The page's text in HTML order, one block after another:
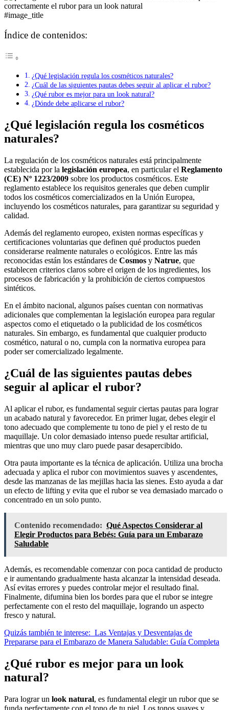
#image_title
Índice de contenidos:
¿Qué legislación regula los cosméticos naturales?
¿Cuál de las siguientes pautas debes seguir al aplicar el rubor?
¿Qué rubor es mejor para un look natural?
¿Dónde debe aplicarse el rubor?
¿Qué legislación regula los cosméticos
naturales?
La regulación de los cosméticos naturales está principalmente
establecida por la legislación europea, en particular el Reglamento
(CE) Nº 1223/2009 sobre los productos cosméticos. Este
reglamento establece los requisitos generales que deben cumplir
todos los cosméticos comercializados en la Unión Europea,
incluyendo los cosméticos naturales, para garantizar su seguridad y
calidad.
Además del reglamento europeo, existen normas específicas y
certificaciones voluntarias que definen qué productos pueden
considerarse realmente naturales o ecológicos. Entre las más
reconocidas están los estándares de Cosmos y Natrue, que
establecen criterios claros sobre el origen de los ingredientes, los
procesos de fabricación y la prohibición de ciertos compuestos
sintéticos.
En el ámbito nacional, algunos países cuentan con normativas
adicionales que complementan la legislación europea para regular
aspectos como el etiquetado o la publicidad de los cosméticos
naturales. Sin embargo, es fundamental que cualquier producto
cosmético, natural o no, cumpla con la normativa europea para
poder ser comercializado legalmente.
¿Cuál de las siguientes pautas debes
seguir al aplicar el rubor?
Al aplicar el rubor, es fundamental seguir ciertas pautas para lograr
un acabado natural y favorecedor. En primer lugar, debes elegir el
tono adecuado que complemente tu tono de piel y el resto de tu
maquillaje. Un color demasiado intenso puede resultar artificial,
mientras que uno muy claro puede pasar desapercibido.
Otra pauta importante es la técnica de aplicación. Utiliza una brocha
adecuada y aplica el rubor con movimientos suaves y ascendentes,
desde las manzanas de las mejillas hacia las sienes. Esto ayuda a dar
un efecto de lifting y evita que el rubor se vea demasiado marcado o
concentrado en un solo punto.
Contenido recomendado: Qué Aspectos Considerar al
Elegir Productos para Bebés: Guía para un Embarazo
Saludable
Además, es recomendable comenzar con poca cantidad de producto
e ir aumentando gradualmente hasta alcanzar la intensidad deseada.
Así evitas errores y puedes controlar mejor el resultado final.
Finalmente, difumina bien los bordes para que el rubor se integre
perfectamente con el resto del maquillaje, logrando un aspecto
fresco y natural.
Quizás también te interese: Las Ventajas y Desventajas de
Prepararse para el Embarazo de Manera Saludable: Guía Completa
¿Qué rubor es mejor para un look
natural?
Para lograr un look natural, es fundamental elegir un rubor que se
funda perfectamente con el tono de tu piel. Los tonos suaves y